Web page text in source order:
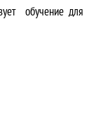
обучение для